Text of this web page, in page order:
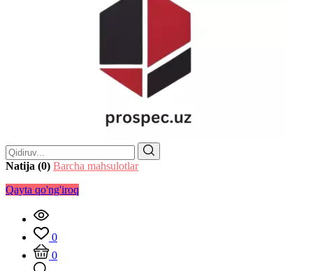
Natija (0) Barcha mahsulotlar
Qayta qo'ng'iroq
0
0